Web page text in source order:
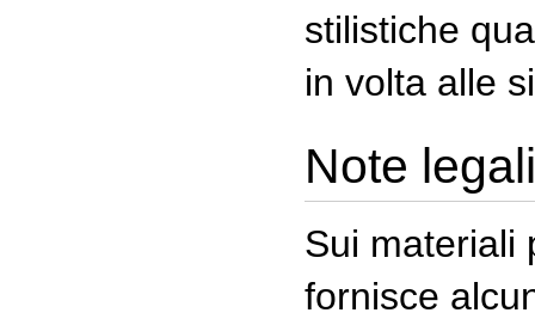
stilistiche
in volta alle
Note legali
Sui materiali
fornisce